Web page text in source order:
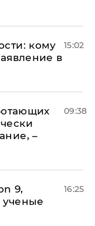
кому
в
15:02
–
09:38
9,
ученые
16:25